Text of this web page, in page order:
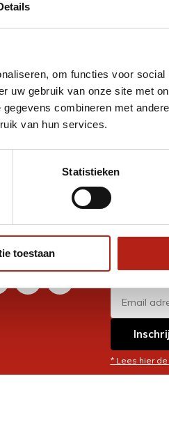
om functies voor
uw gebruik van onze site met
combineren met
van hun services.
Statistieken
toestaan
Eenvoudig ruilen of retour
* Lees hier